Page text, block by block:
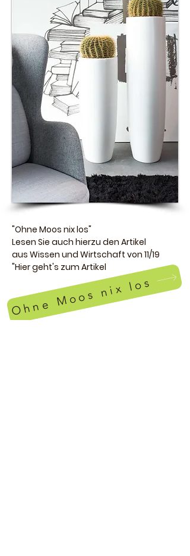
"Ohne Moos nix los"
Lesen Sie auch hierzu den Artikel
aus Wissen und Wirtschaft von 11/19
"Hier geht's zum Artikel
Ohne Moos nix los